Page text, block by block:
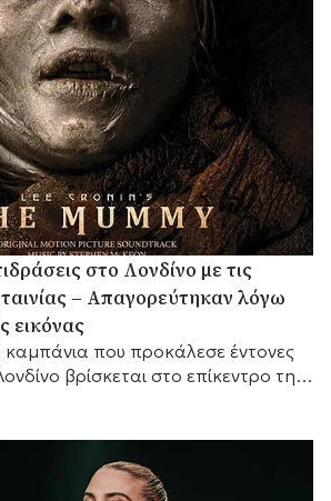
στο Λονδίνο με τις
– Απαγορεύτηκαν λόγω
εικόνας
καμπάνια που προκάλεσε έντονες
βρίσκεται στο επίκεντρο της